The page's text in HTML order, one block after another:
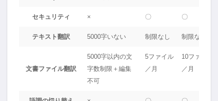
セキュリティ × 〇 〇
テキスト翻訳 5000字いない 制限なし 制限なし
文書ファイル翻訳
5000字以内の文
字数制限＋編集
不可
5ファイル
／月
10ファイル
／月